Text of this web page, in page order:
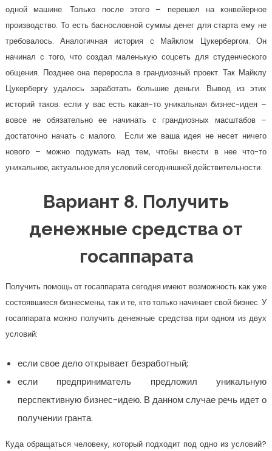
одной машине. Только после этого – перешел на конвейерное
производство. То есть баснословной суммы денег для старта ему не
требовалось. Аналогичная история с Майклом Цукербергом. Он
начинал с того, что создал маленькую соцсеть для студенческого
общения. Позднее она переросла в грандиозный проект. Так Майклу
Цукербергу удалось заработать большие деньги. Вывод из этих
историй таков: если у вас есть какая-то уникальная бизнес-идея –
вовсе не обязательно ее начинать с грандиозных масштабов –
достаточно начать с малого. Если же ваша идея не несет ничего
нового – можно подумать над тем, чтобы внести в нее что-то
уникальное, актуальное для условий сегодняшней действительности.
Вариант 8. Получить
денежные средства от
госаппарата
Получить помощь от госаппарата сегодня имеют возможность как уже
состоявшиеся бизнесмены, так и те, кто только начинает свой бизнес. У
госаппарата можно получить денежные средства при одном из двух
условий:
если свое дело открывает безработный;
если предприниматель предложил уникальную
перспективную бизнес-идею. В данном случае речь идет о
получении гранта.
Куда обращаться человеку, который подходит под одно из условий?